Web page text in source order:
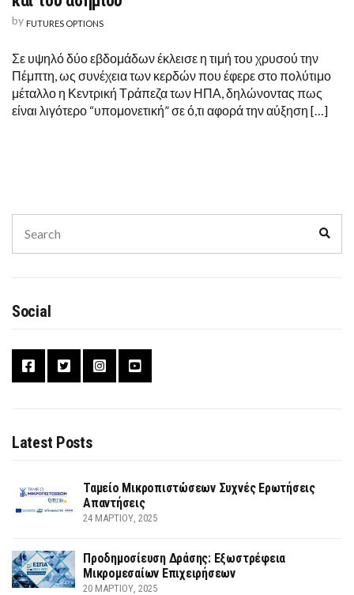
by FUTURES OPTIONS
Σε υψηλό δύο εβδομάδων έκλεισε η τιμή του χρυσού την
Πέμπτη, ως συνέχεια των κερδών που έφερε στο πολύτιμο
μέταλλο η Κεντρική Τράπεζα των ΗΠΑ, δηλώνοντας πως
είναι λιγότερο “υπομονετική” σε ό,τι αφορά την αύξηση […]
for:
Social
Latest Posts
Ταμείο Μικροπιστώσεων Συχνές Ερωτήσεις
Απαντήσεις
24 ΜΑΡΤΊΟΥ, 2025
Προδημοσίευση Δράσης: Εξωστρέφεια
Μικρομεσαίων Επιχειρήσεων
20 ΜΑΡΤΊΟΥ, 2025